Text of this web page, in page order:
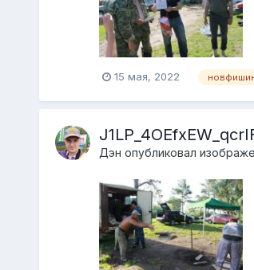
15 мая, 2022
Дэн опубликовал